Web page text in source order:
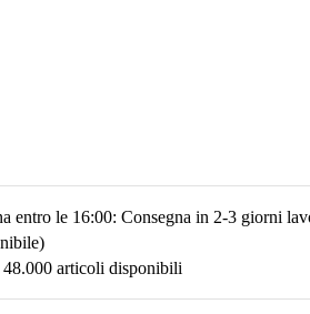
entro le 16:00: Consegna in 2-3 giorni
articoli disponibili